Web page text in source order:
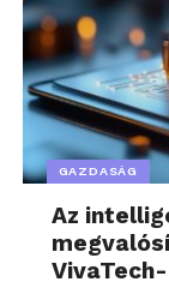
GAZDASÁG
Az